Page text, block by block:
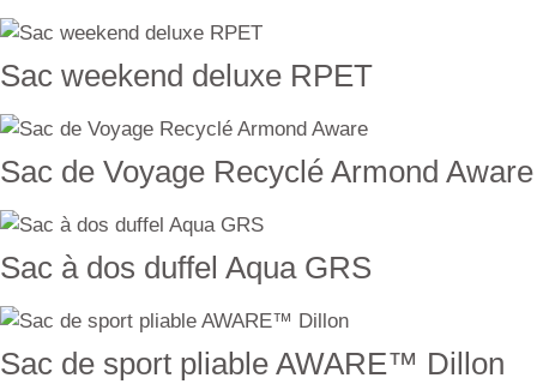
Sac weekend deluxe RPET
Sac de Voyage Recyclé Armond Aware
Sac à dos duffel Aqua GRS
Sac de sport pliable AWARE™ Dillon